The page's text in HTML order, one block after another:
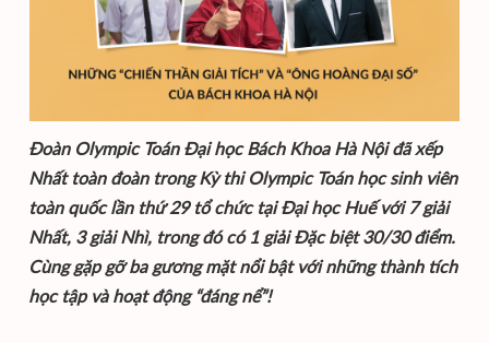
Đoàn Olympic Toán Đại học Bách Khoa Hà Nội đã xếp
Nhất toàn đoàn trong Kỳ thi Olympic Toán học sinh viên
toàn quốc lần thứ 29 tổ chức tại Đại học Huế với 7 giải
Nhất, 3 giải Nhì, trong đó có 1 giải Đặc biệt 30/30 điểm.
Cùng gặp gỡ ba gương mặt nổi bật với những thành tích
học tập và hoạt động “đáng nể”!